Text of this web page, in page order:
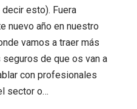
esto). Fuera
nuevo año en nuestro
vamos a traer más
de que os van a
con profesionales
sector o…